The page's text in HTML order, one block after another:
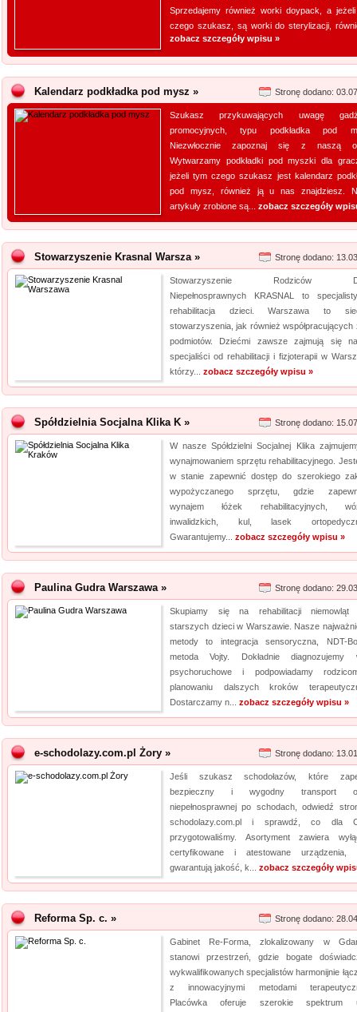
Sprzedajemy również worki doypack, a
czego szukasz, są worki do sterylizacji,
zobacz szczegóły wpisu »
Kalendarz podkładka pod mysz » Stronę dodano:
Szukasz przykuwających uwagę
promocyjnych, typu podkładka pod
Niezwłocznie zapoznaj się z naszą
Wytwarzamy podkładki pod myszki dla
jeżeli tym czego szukasz jest kalendarz
pod mysz, również ją u nas znajdziesz.
artykuły zrobione są... zobacz szczegóły
Stowarzyszenie Krasnal Warsza » Stronę dodano:
Stowarzyszenie Rodziców
Niepełnosprawnych KRASNAL to
rehabilitacja dzieci. Warszawa to
stowarzyszenia, jak również współpracujących
podmiotów. Dziećmi zawsze zajmują się
specjaliści od rehabilitacji i fizjoterapii w
którzy... zobacz szczegóły wpisu »
Spółdzielnia Socjalna Klika K » Stronę dodano:
W nasze Spółdzielni Socjalnej Klika
wynajmowaniem sprzętu rehabilitacyjnego.
w stanie zapewnić dostęp do szerokiego
wypożyczanego sprzętu, gdzie
wynajem łóżek rehabilitacyjnych,
inwalidzkich, kul, lasek
Gwarantujemy... zobacz szczegóły wpisu »
Paulina Gudra Warszawa » Stronę dodano:
Skupiamy się na rehabilitacji niemowląt
starszych dzieci w Warszawie. Nasze
metody to integracja sensoryczna, NDT-
metoda Vojty. Dokładnie diagnozujemy
psychoruchowe i podpowiadamy
planowaniu dalszych kroków
Dostarczamy n... zobacz szczegóły wpisu »
e-schodolazy.com.pl Żory » Stronę dodano:
Jeśli szukasz schodołazów, które
bezpieczny i wygodny transport
niepełnosprawnej po schodach, odwiedź
schodolazy.com.pl i sprawdź, co dla
przygotowaliśmy. Asortyment zawiera
certyfikowane i atestowane urządzenia,
gwarantują jakość, k... zobacz szczegóły
Reforma Sp. c. » Stronę dodano:
Gabinet Re-Forma, zlokalizowany w
stanowi przestrzeń, gdzie bogate
wykwalifikowanych specjalistów harmonijnie
z innowacyjnymi metodami
Placówka oferuje szerokie spektrum